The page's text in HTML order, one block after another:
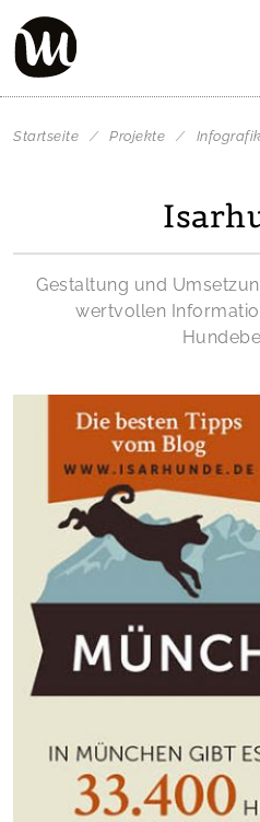
Startseite / Projekte / Infografik
Gestaltung und
wertvollen